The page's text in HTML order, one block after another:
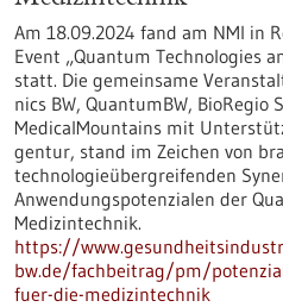
Am 18.09.2024 fand am NMI in
Event „Quantum Technologies
statt. Die gemeinsame
nics BW, QuantumBW, BioRegio
MedicalMountains mit
gentur, stand im Zeichen von
technologieübergreifenden
Anwendungspotenzialen der
Medizintechnik.
https://
bw.de/fachbeitrag/pm/
fuer-die-medizintechnik